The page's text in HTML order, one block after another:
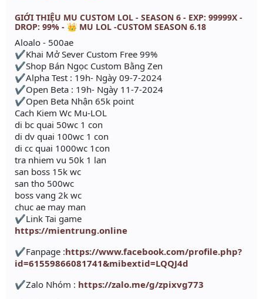
GIỚI THIỆU MU CUSTOM LOL - SEASON 6 - EXP: 99999X -
DROP: 99% - 👑 MU LOL -CUSTOM SEASON 6.18
Aloalo - 500ae
✔Khai Mở Sever Custom Free 99%
✔Shop Bán Ngọc Custom Bằng Zen
✔Alpha Test : 19h- Ngày 09-7-2024
✔Open Beta : 19h- Ngày 11-7-2024
✔Open Beta Nhận 65k point
Cach Kiem Wc Mu-LOL
di bc quai 50wc 1 con
di dv quai 100wc 1 con
di cc quai 1000wc 1con
tra nhiem vu 50k 1 lan
san boss 15k wc
san tho 500wc
boss vang 2k wc
chuc ae may man
✔Link Tai game
https://mientrung.online
✔Fanpage :https://www.facebook.com/profile.php?
id=61559866081741&mibextid=LQQJ4d
✔Zalo Nhóm : https://zalo.me/g/zpixvg773